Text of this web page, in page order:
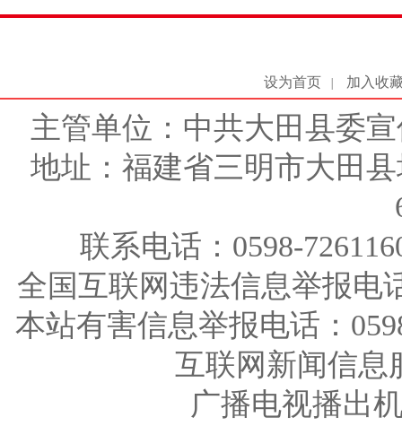
设为首页 加入收
主管单位：中共大田县委
地址：福建省三明市大田
联系电话：0598-
全国互联网违法信息举报电
本站有害信息举报电话：
互联网新闻信息
广播电视播出